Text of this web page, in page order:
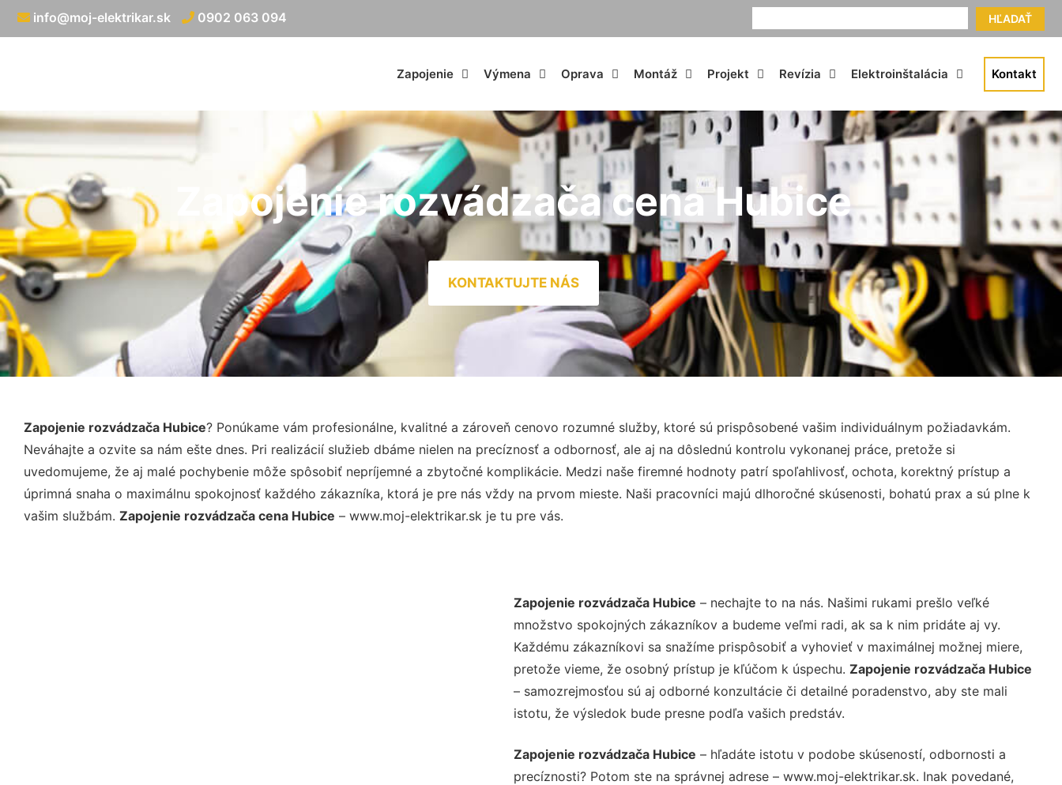
HĽADAŤ
info@moj-elektrikar.sk 0902 063 094
Zapojenie Výmena Oprava Montáž Projekt Revízia Elektroinštalácia Kontakt
Zapojenie rozvádzača cena Hubice
KONTAKTUJTE NÁS
Zapojenie rozvádzača Hubice? Ponúkame vám profesionálne, kvalitné a zároveň cenovo rozumné služby, ktoré sú prispôsobené vašim individuálnym požiadavkám.
Neváhajte a ozvite sa nám ešte dnes. Pri realizácií služieb dbáme nielen na precíznosť a odbornosť, ale aj na dôslednú kontrolu vykonanej práce, pretože si
uvedomujeme, že aj malé pochybenie môže spôsobiť nepríjemné a zbytočné komplikácie. Medzi naše firemné hodnoty patrí spoľahlivosť, ochota, korektný prístup a
úprimná snaha o maximálnu spokojnosť každého zákazníka, ktorá je pre nás vždy na prvom mieste. Naši pracovníci majú dlhoročné skúsenosti, bohatú prax a sú plne k
vašim službám. Zapojenie rozvádzača cena Hubice – www.moj-elektrikar.sk je tu pre vás.
Zapojenie rozvádzača Hubice – nechajte to na nás. Našimi rukami prešlo veľké
množstvo spokojných zákazníkov a budeme veľmi radi, ak sa k nim pridáte aj vy.
Každému zákazníkovi sa snažíme prispôsobiť a vyhovieť v maximálnej možnej miere,
pretože vieme, že osobný prístup je kľúčom k úspechu. Zapojenie rozvádzača Hubice
– samozrejmosťou sú aj odborné konzultácie či detailné poradenstvo, aby ste mali
istotu, že výsledok bude presne podľa vašich predstáv.
Zapojenie rozvádzača Hubice – hľadáte istotu v podobe skúseností, odbornosti a
precíznosti? Potom ste na správnej adrese – www.moj-elektrikar.sk. Inak povedané,